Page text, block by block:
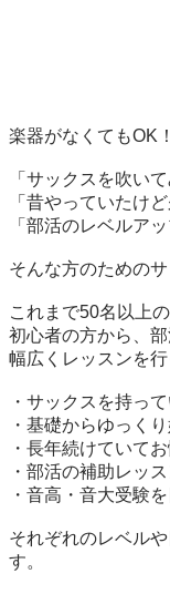
楽器がなくてもOK
「サックスを吹いて
「昔やっていたけ
「部活のレベルア
そんな方のための
これまで50名以上
初心者の方から、
幅広くレッスンを行
・サックスを持っ
・基礎からゆっく
・長年続けていて
・部活の補助レッ
・音高・音大受験
それぞれのレベル
す。